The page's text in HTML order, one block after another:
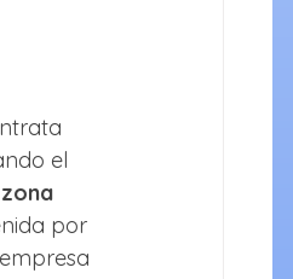
el
por